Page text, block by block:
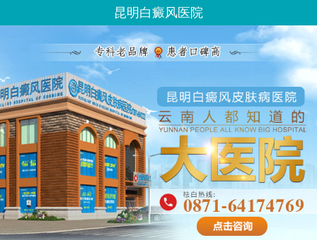
昆明白癜风医院